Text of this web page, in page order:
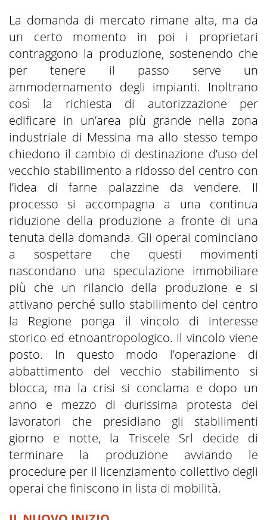
La domanda di mercato rimane alta, ma da
un certo momento in poi i proprietari
contraggono la produzione, sostenendo che
per tenere il passo serve un
ammodernamento degli impianti. Inoltrano
così la richiesta di autorizzazione per
edificare in un’area più grande nella zona
industriale di Messina ma allo stesso tempo
chiedono il cambio di destinazione d’uso del
vecchio stabilimento a ridosso del centro con
l’idea di farne palazzine da vendere. Il
processo si accompagna a una continua
riduzione della produzione a fronte di una
tenuta della domanda. Gli operai cominciano
a sospettare che questi movimenti
nascondano una speculazione immobiliare
più che un rilancio della produzione e si
attivano perché sullo stabilimento del centro
la Regione ponga il vincolo di interesse
storico ed etnoantropologico. Il vincolo viene
posto. In questo modo l’operazione di
abbattimento del vecchio stabilimento si
blocca, ma la crisi si conclama e dopo un
anno e mezzo di durissima protesta dei
lavoratori che presidiano gli stabilimenti
giorno e notte, la Triscele Srl decide di
terminare la produzione avviando le
procedure per il licenziamento collettivo degli
operai che finiscono in lista di mobilità.